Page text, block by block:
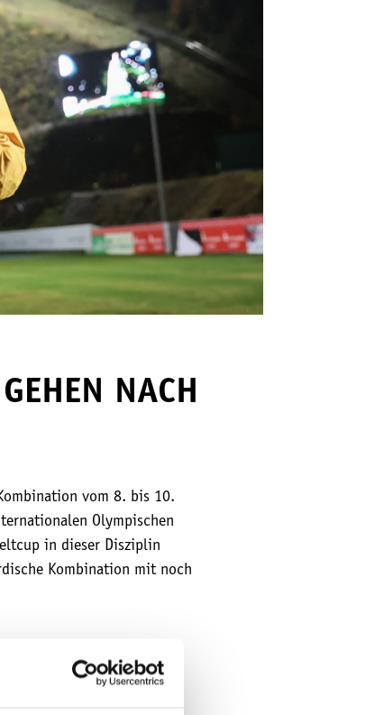
NACH
vom 8. bis 10.
Olympischen
in dieser Disziplin
Kombination mit noch
18,50 Euro erhältlich,
kann das günstigere